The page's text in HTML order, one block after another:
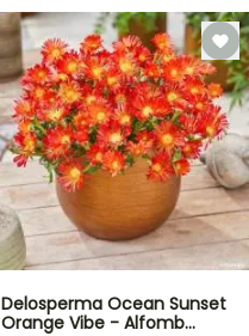
Delosperma Ocean Sunset
Orange Vibe - Alfomb…